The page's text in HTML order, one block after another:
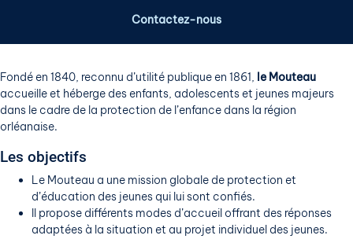
Fondé en 1840, reconnu d’utilité publique en 1861, le Mouteau
accueille et héberge des enfants, adolescents et jeunes majeurs
dans le cadre de la protection de l’enfance dans la région
orléanaise.
Les objectifs
Le Mouteau a une mission globale de protection et
d’éducation des jeunes qui lui sont confiés.
Il propose différents modes d’accueil offrant des réponses
adaptées à la situation et au projet individuel des jeunes.
Contactez-nous